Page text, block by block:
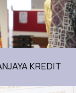
KREDIT